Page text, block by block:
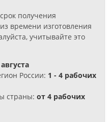
получения
времени изготовления
учитывайте это
России: 1 - 4 рабочих
страны: от 4 рабочих